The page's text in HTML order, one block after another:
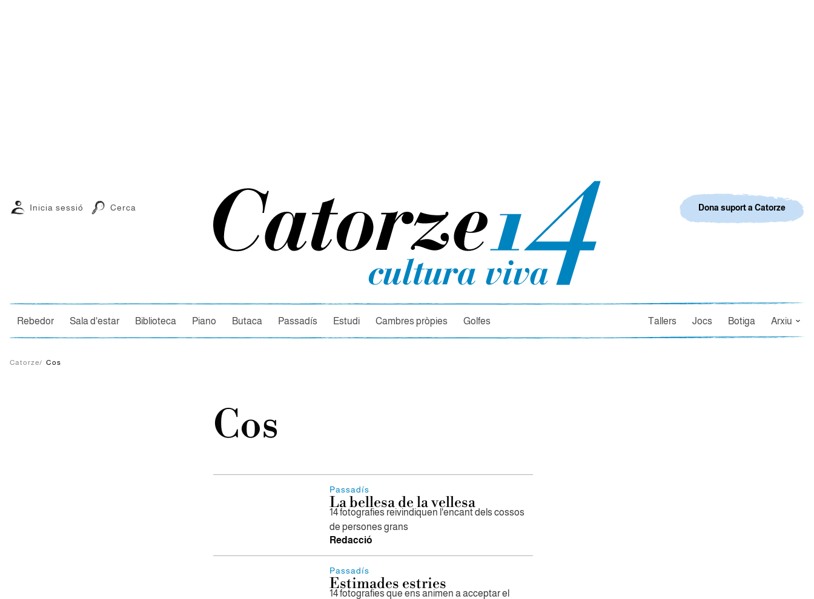
Cercador
Inicia sessió Cerca
Rebedor Sala d'estar Biblioteca Piano Butaca Passadís Estudi Cambres pròpies Golfes Tallers Jocs Botiga Arxiu
Dona suport a Catorze
Catorze/ Cos
Cos
Passadís
La bellesa de la vellesa
14 fotografies reivindiquen l'encant dels cossos
de persones grans
Redacció
Passadís
Estimades estries
14 fotografies que ens animen a acceptar el